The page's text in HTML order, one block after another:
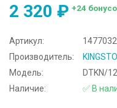
2 320 ₽ +24
Артикул:
1477032
Производитель:
Модель:
DTKN/
Наличие:
✅ В